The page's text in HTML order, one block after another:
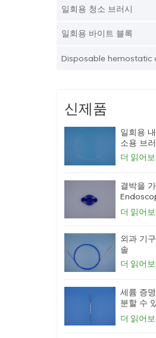
일회용 청소 브러시
일회용 바이트 블록
Disposable hemostatic
신제품
일회용
소용 브
더 읽어
결박을
있는 의
린 블록
더 읽어
외과 기
솔
더 읽어
세륨 증
분할 수
사 수증
더 읽어